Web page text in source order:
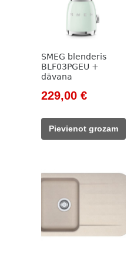
SMEG blenderis
BLF03PGEU +
dāvana
Original
was:
262,00 €.
229,00 €Current
229,00 €.
Pievienot grozam